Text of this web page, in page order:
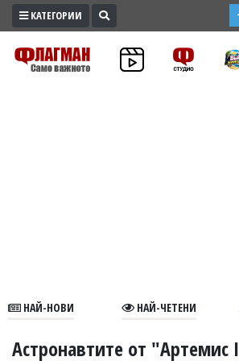
ПРОМО
ЗОНА
КАТЕГОРИИ
НАЙ-НОВИ НАЙ-ЧЕТЕНИ
Астронавтите от "Артемис